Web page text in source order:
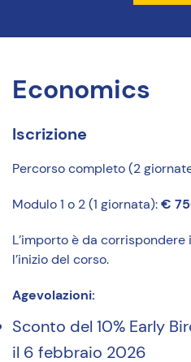
Economics
Iscrizione
Percorso completo (2
Modulo 1 o 2 (1 giornata):€
L’importo è da corrispondere
l’inizio del corso.
Agevolazioni:
Sconto del 10% Early
il 6 febbraio 2026